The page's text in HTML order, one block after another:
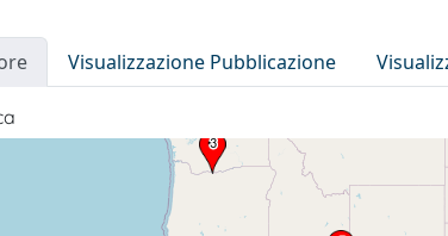
Visualizzazione Pubblicazione